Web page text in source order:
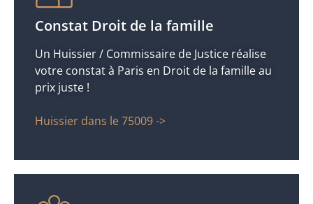
Constat Droit de la famille
Un Huissier / Commissaire de Justice réalise
votre constat à Paris en Droit de la famille au
prix juste !
Huissier dans le 75009 ->